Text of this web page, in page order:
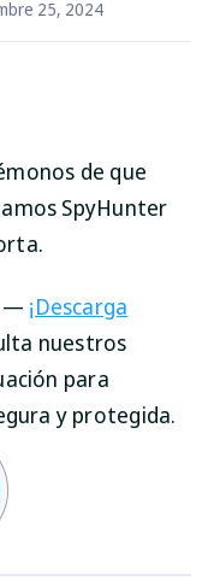
Português
25, 2024
de que
SpyHunter
— ¡Descarga
nuestros
para
y protegida.